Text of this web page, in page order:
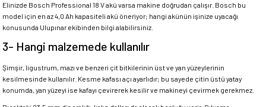
Elinizde Bosch Professional 18 V akü varsa makine doğrudan çalışır. Bosch bu
model için en az 4,0 Ah kapasiteli akü öneriyor; hangi akünün işinize uyacağı
konusunda Ulupınar ekibinden bilgi alabilirsiniz.
3- Hangi malzemede kullanılır
Şimşir, ligustrum, mazı ve benzeri çit bitkilerinin üst ve yan yüzeylerinin
kesilmesinde kullanılır. Kesme kafası açı ayarlıdır; bu sayede çitin üstü yatay
konumda, yan yüzeyi ise kafayı çevirerek kesilir ve makineyi çevirmek gerekmez.